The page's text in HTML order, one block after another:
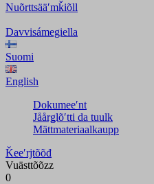
Nuõrttsääʹmǩiõll
Davvisámegiella
Suomi
English
Dokumeeʹnt
Jåårǥlõʹtti da tuulk
Mättmateriaalkaupp
Ǩeeʹrjtõõđ
Vuästtõõzz
0